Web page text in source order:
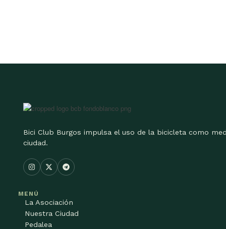
Bici Club Burgos impulsa el uso de la bicicleta como
ciudad.
MENÚ
La Asociación
Nuestra Ciudad
Pedalea